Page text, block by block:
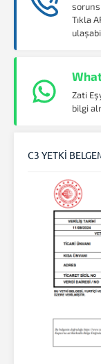
Tıkla
Zati
bilgi
C3 YETKİ